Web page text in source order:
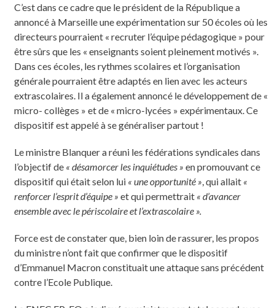
C’est dans ce cadre que le président de la République a
annoncé à Marseille une expérimentation sur 50 écoles où les
directeurs pourraient « recruter l’équipe pédagogique » pour
être sûrs que les « enseignants soient pleinement motivés ».
Dans ces écoles, les rythmes scolaires et l’organisation
générale pourraient être adaptés en lien avec les acteurs
extrascolaires. Il a également annoncé le développement de «
micro- collèges » et de « micro-lycées » expérimentaux. Ce
dispositif est appelé à se généraliser partout !
Le ministre Blanquer a réuni les fédérations syndicales dans
l’objectif de « désamorcer les inquiétudes » en promouvant ce
dispositif qui était selon lui « une opportunité » , qui allait «
renforcer l’esprit d’équipe » et qui permettrait « d’avancer
ensemble avec le périscolaire et l’extrascolaire ».
Force est de constater que, bien loin de rassurer, les propos
du ministre n’ont fait que confirmer que le dispositif
d’Emmanuel Macron constituait une attaque sans précédent
contre l’Ecole Publique.